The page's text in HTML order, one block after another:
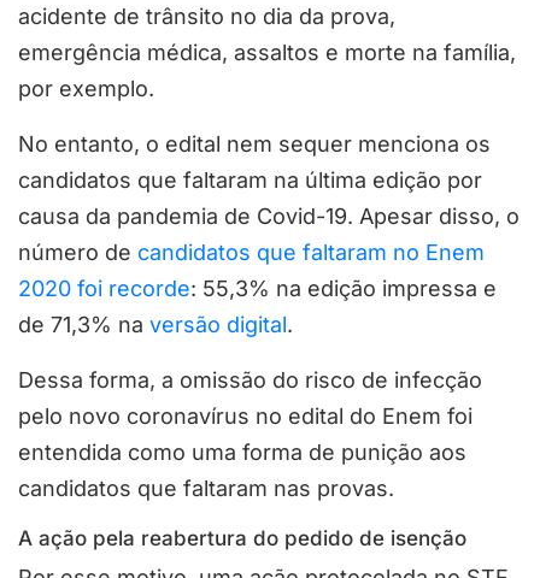
acidente de trânsito no dia da prova,
emergência médica, assaltos e morte na família,
por exemplo.
No entanto, o edital nem sequer menciona os
candidatos que faltaram na última edição por
causa da pandemia de Covid-19. Apesar disso, o
número de candidatos que faltaram no Enem
2020 foi recorde: 55,3% na edição impressa e
de 71,3% na versão digital.
Dessa forma, a omissão do risco de infecção
pelo novo coronavírus no edital do Enem foi
entendida como uma forma de punição aos
candidatos que faltaram nas provas.
A ação pela reabertura do pedido de isenção